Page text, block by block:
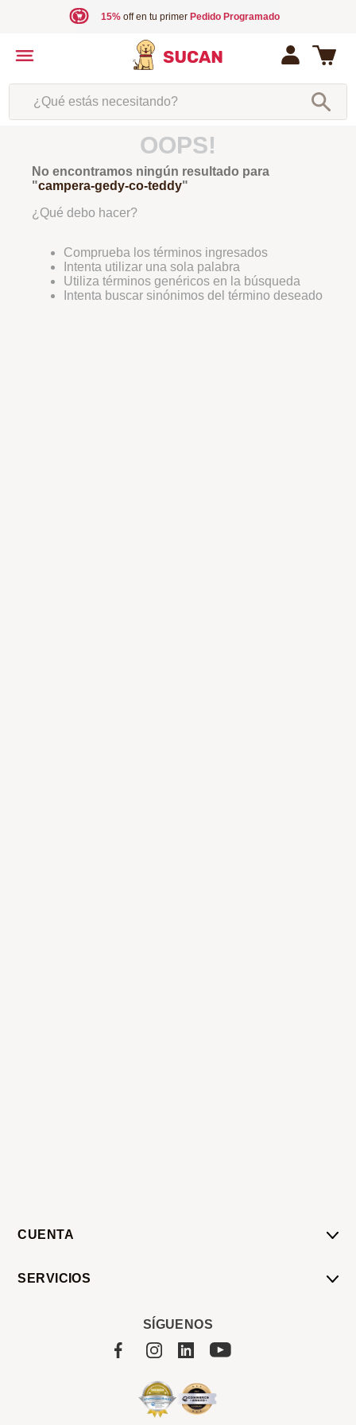
15%off en tu primer Pedido Programado
¿Qué estás necesitando?
OOPS!
No encontramos ningún resultado para
"campera-gedy-co-teddy"
¿Qué debo hacer?
Comprueba los términos ingresados
Intenta utilizar una sola palabra
Utiliza términos genéricos en la búsqueda
Intenta buscar sinónimos del término deseado
CUENTA
SERVICIOS
SÍGUENOS